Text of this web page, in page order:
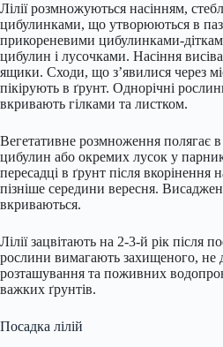
Лілії розмножуються насінням,
цибулинками, що утворюються в
прикореневими цибулинками-
цибулин і лусочками. Насіння
ящики. Сходи, що з’явилися через
пікірують в ґрунт. Однорічні
вкривають гілками та листком.
Вегетативне розмноження полягає в
цибулин або окремих лусок у
пересадці в ґрунт після вкорінення
пізніше середини вересня.
вкриваються.
Лілії зацвітають на 2-3-й рік після
рослини вимагають захищеного, не
розташування та поживних
важких ґрунтів.
Посадка лілій